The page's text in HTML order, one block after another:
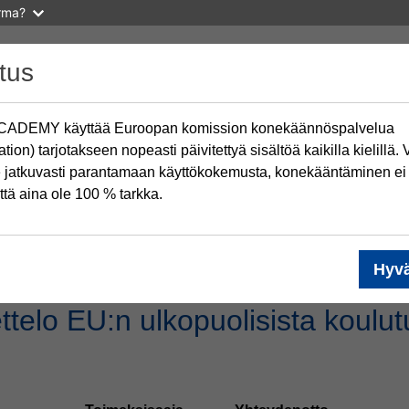
EU:n ulkopuolisista
käyttää Euroopan komission konekäännöspalvelua
tarjotakseen nopeasti päivitettyä sisältöä kaikilla kielillä.
jatkuvasti parantamaan käyttökokemusta, konekääntäminen ei
aina ole 100 % tarkka.